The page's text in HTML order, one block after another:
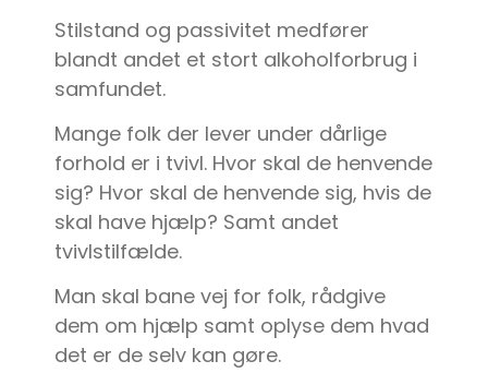
Stilstand og passivitet medfører
blandt andet et stort alkoholforbrug i
samfundet.
Mange folk der lever under dårlige
forhold er i tvivl. Hvor skal de henvende
sig? Hvor skal de henvende sig, hvis de
skal have hjælp? Samt andet
tvivlstilfælde.
Man skal bane vej for folk, rådgive
dem om hjælp samt oplyse dem hvad
det er de selv kan gøre.